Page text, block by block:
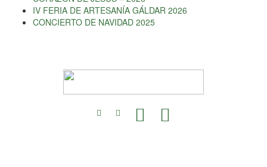
IV FERIA DE ARTESANÍA GÁLDAR 2026
CONCIERTO DE NAVIDAD 2025